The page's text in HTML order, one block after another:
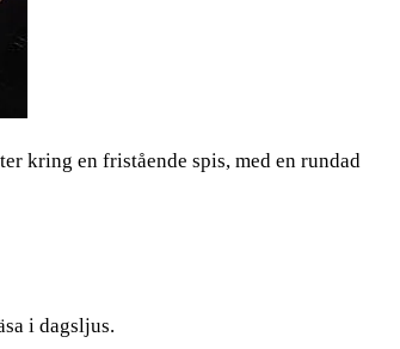
kring en fristående spis, med en rundad
i dagsljus.